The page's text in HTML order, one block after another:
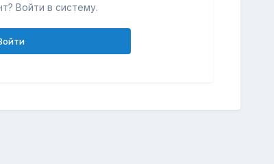
Войти в систему.